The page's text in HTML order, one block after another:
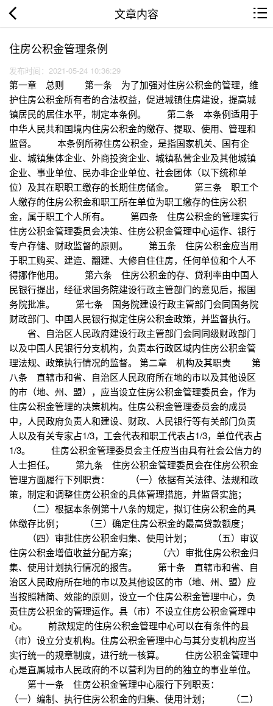
文章内容
住房公积金管理条例
发布时间：2021-05-24 10:36:29
第一章 总则 第一条 为了加强对住房公积金的管理，维
护住房公积金所有者的合法权益，促进城镇住房建设，提高城
镇居民的居住水平，制定本条例。 第二条 本条例适用于
中华人民共和国境内住房公积金的缴存、提取、使用、管理和
监督。 本条例所称住房公积金，是指国家机关、国有企
业、城镇集体企业、外商投资企业、城镇私营企业及其他城镇
企业、事业单位、民办非企业单位、社会团体（以下统称单
位）及其在职职工缴存的长期住房储金。 第三条 职工个
人缴存的住房公积金和职工所在单位为职工缴存的住房公积
金，属于职工个人所有。 第四条 住房公积金的管理实行
住房公积金管理委员会决策、住房公积金管理中心运作、银行
专户存储、财政监督的原则。 第五条 住房公积金应当用
于职工购买、建造、翻建、大修自住住房，任何单位和个人不
得挪作他用。 第六条 住房公积金的存、贷利率由中国人
民银行提出，经征求国务院建设行政主管部门的意见后，报国
务院批准。 第七条 国务院建设行政主管部门会同国务院
财政部门、中国人民银行拟定住房公积金政策，并监督执行。
省、自治区人民政府建设行政主管部门会同同级财政部门
以及中国人民银行分支机构，负责本行政区域内住房公积金管
理法规、政策执行情况的监督。 第二章 机构及其职责 第
八条 直辖市和省、自治区人民政府所在地的市以及其他设区
的市（地、州、盟），应当设立住房公积金管理委员会，作为
住房公积金管理的决策机构。住房公积金管理委员会的成员
中，人民政府负责人和建设、财政、人民银行等有关部门负责
人以及有关专家占1/3，工会代表和职工代表占1/3，单位代表占
1/3。 住房公积金管理委员会主任应当由具有社会公信力的
人士担任。 第九条 住房公积金管理委员会在住房公积金
管理方面履行下列职责： （一）依据有关法律、法规和政
策，制定和调整住房公积金的具体管理措施，并监督实施；
（二）根据本条例第十八条的规定，拟订住房公积金的具
体缴存比例； （三）确定住房公积金的最高贷款额度；
（四）审批住房公积金归集、使用计划； （五）审议
住房公积金增值收益分配方案； （六）审批住房公积金归
集、使用计划执行情况的报告。 第十条 直辖市和省、自
治区人民政府所在地的市以及其他设区的市（地、州、盟）应
当按照精简、效能的原则，设立一个住房公积金管理中心，负
责住房公积金的管理运作。县（市）不设立住房公积金管理中
心。 前款规定的住房公积金管理中心可以在有条件的县
（市）设立分支机构。住房公积金管理中心与其分支机构应当
实行统一的规章制度，进行统一核算。 住房公积金管理中
心是直属城市人民政府的不以营利为目的的独立的事业单位。
第十一条 住房公积金管理中心履行下列职责：
（一）编制、执行住房公积金的归集、使用计划； （二）